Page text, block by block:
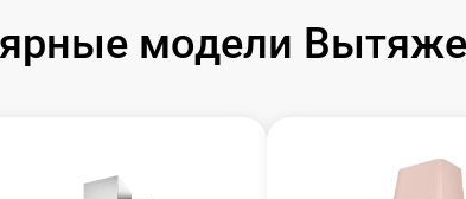
модели